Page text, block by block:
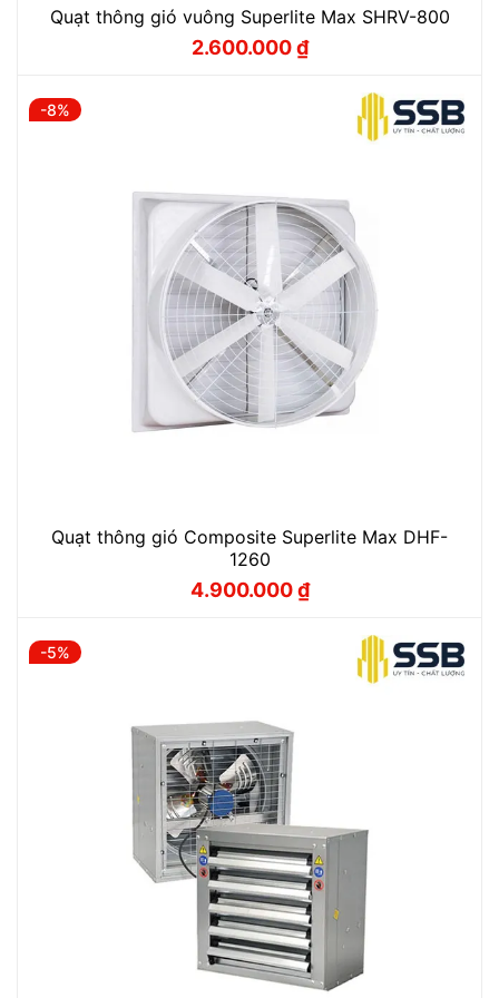
Quạt thông gió vuông Superlite Max SHRV-800
Giá
2.600.000₫
Giá
-8%
Quạt thông gió Composite Superlite Max DHF-
1260
Giá
4.900.000₫
Giá
-5%